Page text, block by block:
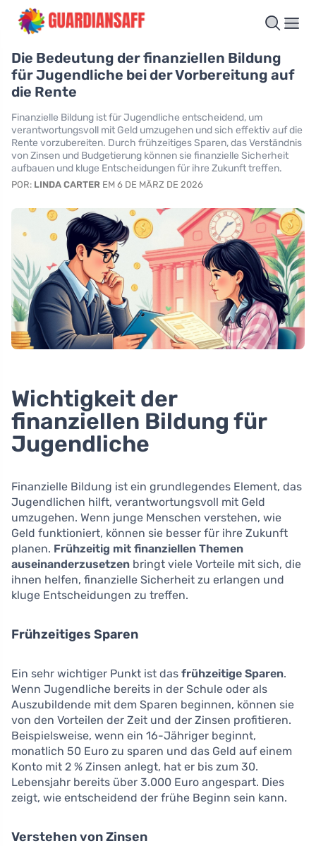
Die Bedeutung der finanziellen Bildung
für Jugendliche bei der Vorbereitung auf
die Rente
Finanzielle Bildung ist für Jugendliche entscheidend, um
verantwortungsvoll mit Geld umzugehen und sich effektiv auf die
Rente vorzubereiten. Durch frühzeitiges Sparen, das Verständnis
von Zinsen und Budgetierung können sie finanzielle Sicherheit
aufbauen und kluge Entscheidungen für ihre Zukunft treffen.
POR: LINDA CARTER EM 6 DE MÄRZ DE 2026
Wichtigkeit der
finanziellen Bildung für
Jugendliche
Finanzielle Bildung ist ein grundlegendes Element, das
Jugendlichen hilft, verantwortungsvoll mit Geld
umzugehen. Wenn junge Menschen verstehen, wie
Geld funktioniert, können sie besser für ihre Zukunft
planen. Frühzeitig mit finanziellen Themen
auseinanderzusetzen bringt viele Vorteile mit sich, die
ihnen helfen, finanzielle Sicherheit zu erlangen und
kluge Entscheidungen zu treffen.
Frühzeitiges Sparen
Ein sehr wichtiger Punkt ist das frühzeitige Sparen.
Wenn Jugendliche bereits in der Schule oder als
Auszubildende mit dem Sparen beginnen, können sie
von den Vorteilen der Zeit und der Zinsen profitieren.
Beispielsweise, wenn ein 16-Jähriger beginnt,
monatlich 50 Euro zu sparen und das Geld auf einem
Konto mit 2 % Zinsen anlegt, hat er bis zum 30.
Lebensjahr bereits über 3.000 Euro angespart. Dies
zeigt, wie entscheidend der frühe Beginn sein kann.
Verstehen von Zinsen